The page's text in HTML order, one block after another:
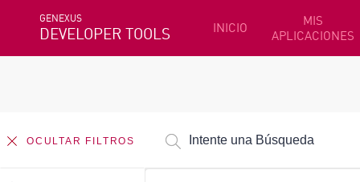
GENEXUS
DEVELOPER TOOLS INICIO
MIS
APLICACIONES